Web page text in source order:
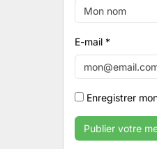
E-mail *
Enregistrer